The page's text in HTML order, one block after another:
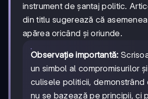
instrument de șantaj politic.
din titlu sugerează că
apărea oricând și oriunde.
Observație importantă:
un simbol al compromisurilor
culisele politicii, demonstrând
nu se bazează pe principii, ci